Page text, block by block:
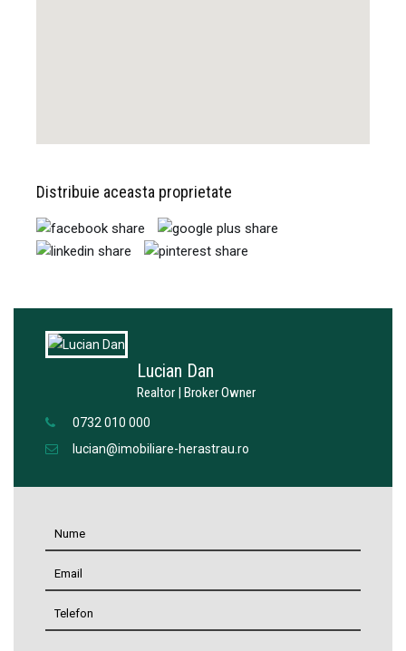
Distribuie aceasta proprietate
Lucian Dan
Realtor | Broker Owner
0732 010 000
lucian@imobiliare-herastrau.ro